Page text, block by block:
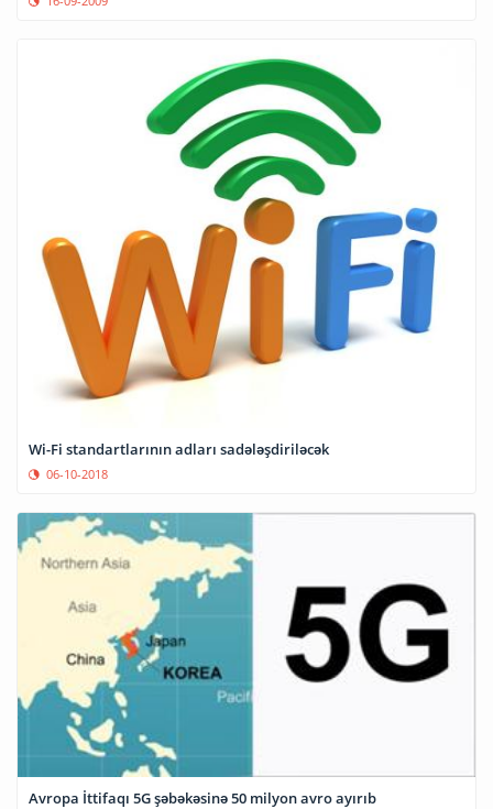
Wi-Fi standartlarının adları sadələşdiriləcək
06-10-2018
Avropa İttifaqı 5G şəbəkəsinə 50 milyon avro ayırıb